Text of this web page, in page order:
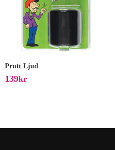
Prutt Ljud
139Kr